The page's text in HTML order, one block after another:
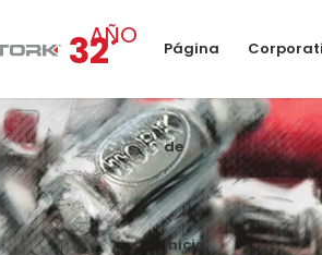
32.
AÑO Página
de
inicio